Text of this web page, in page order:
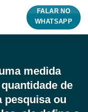
FALAR NO
WHATSAPP
medida
de
pesquisa ou